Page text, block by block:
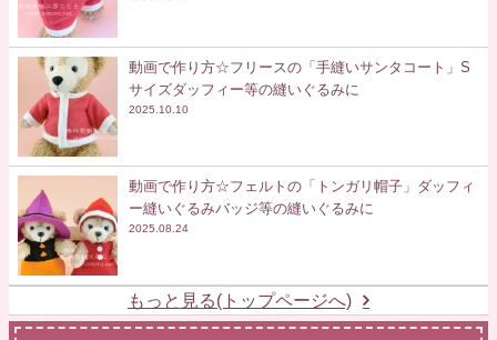
動画で作り方☆フリースの「手縫いサンタコート」S
サイズダッフィー等の縫いぐるみに
2025.10.10
動画で作り方☆フェルトの「トンガリ帽子」ダッフィ
ー縫いぐるみバッジ等の縫いぐるみに
2025.08.24
もっと見る(トップページへ)